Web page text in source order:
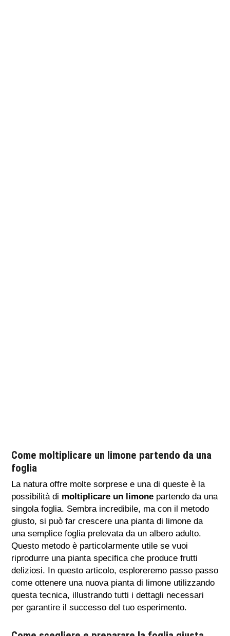
Come moltiplicare un limone partendo da una
foglia
La natura offre molte sorprese e una di queste è la
possibilità di moltiplicare un limone partendo da una
singola foglia. Sembra incredibile, ma con il metodo
giusto, si può far crescere una pianta di limone da
una semplice foglia prelevata da un albero adulto.
Questo metodo è particolarmente utile se vuoi
riprodurre una pianta specifica che produce frutti
deliziosi. In questo articolo, esploreremo passo passo
come ottenere una nuova pianta di limone utilizzando
questa tecnica, illustrando tutti i dettagli necessari
per garantire il successo del tuo esperimento.